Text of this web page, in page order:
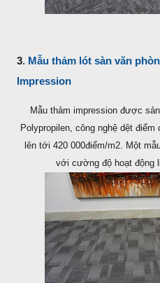
3. Mẫu thảm lót sàn văn
Impression
Mẫu thảm impression được sản xuất tại Thổ Nhĩ Kỳ, Chất liệu
Polypropilen, công nghệ dệt
lên tới 420 000điểm/m2. Một
với cường độ hoạt động